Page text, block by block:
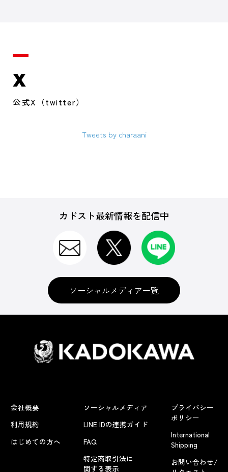
X
公式X（twitter）
Tweets by charaani
カドスト最新情報を配信中
ソーシャルメディア一覧
会社概要
利用規約
はじめての方へ
ソーシャルメディア
LINE IDの連携ガイド
FAQ
特定商取引法に
関する表示
プライバシー
ポリシー
International
Shipping
お問い合わせ/